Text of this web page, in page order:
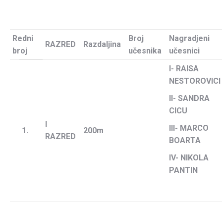
Redni
broj
RAZRED Razdaljina
Broj
učesnika
Nagradjeni
učesnici
1.
I
RAZRED
200m
I- RAISA
NESTOROVICI
II- SANDRA
CICU
III- MARCO
BOARTA
IV- NIKOLA
PANTIN